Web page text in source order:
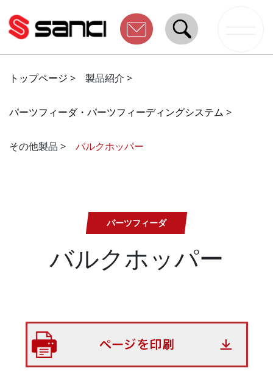
トップページ > 製品紹介 >
パーツフィーダ・パーツフィーディングシステム >
その他製品 > バルクホッパー
パーツフィーダ
バルクホッパー